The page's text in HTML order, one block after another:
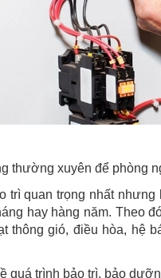
thường xuyên để phòng
trì quan trọng nhất
hay hàng năm. Theo
thông gió, điều hòa, hệ
quá trình bảo trì, bảo